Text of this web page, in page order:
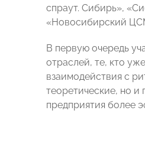
спраут. Сибирь»,
«Новосибирский
В первую очередь
отраслей, те, кто
взаимодействия с
теоретические, но и
предприятия более